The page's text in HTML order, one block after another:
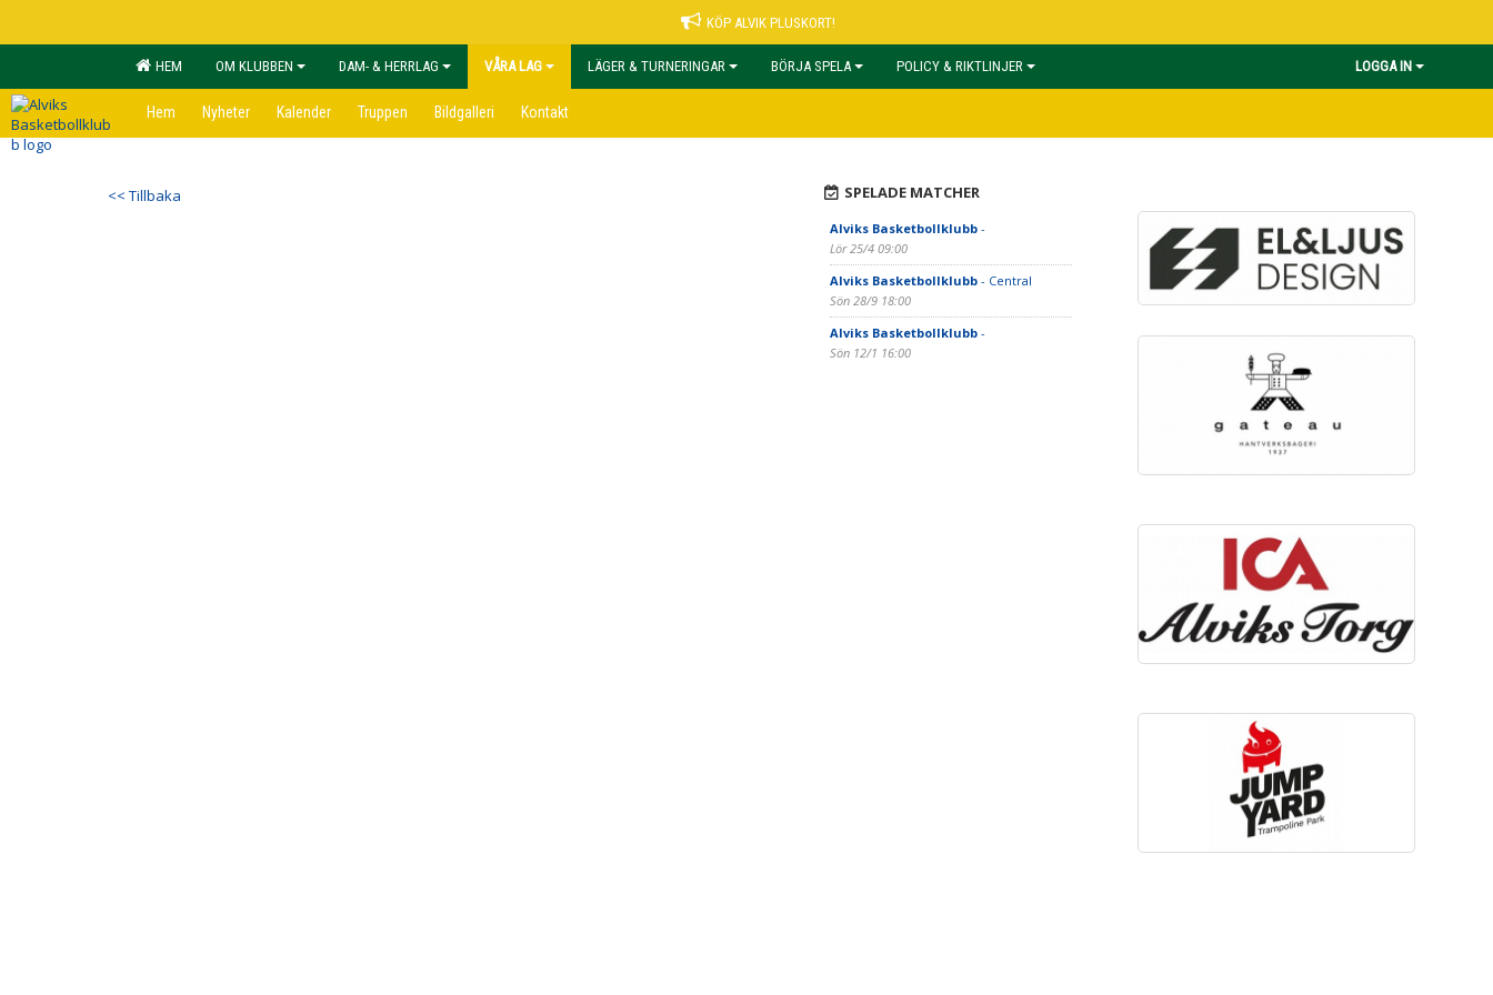
KÖP ALVIK PLUSKORT!
HEM OM KLUBBEN DAM- & HERRLAG VÅRA LAG LÄGER & TURNERINGAR BÖRJA SPELA POLICY & RIKTLINJER LOGGA IN
Hem Nyheter Kalender Truppen Bildgalleri Kontakt
<< Tillbaka SPELADE MATCHER
Alviks Basketbollklubb-
Lör 25/4 09:00
Alviks Basketbollklubb- Central
Sön 28/9 18:00
Alviks Basketbollklubb-
Sön 12/1 16:00